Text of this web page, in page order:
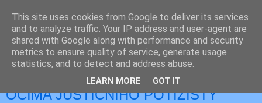
JEMELIK ZDENĚK
pátek 27. prosince 2024
ZEMANOVO VÁNOČNÍ POSELSTVÍ
OČIMA JUSTIČNÍHO POTÍŽISTY
This site uses cookies from Google to deliver its services
and to analyze traffic. Your IP address and user-agent are
shared with Google along with performance and security
metrics to ensure quality of service, generate usage
statistics, and to detect and address abuse.
LEARN MORE GOT IT